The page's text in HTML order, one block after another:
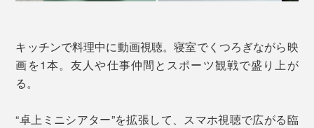
キッチンで料理中に動画視聴。寝室でくつろぎながら映
画を1本。友人や仕事仲間とスポーツ観戦で盛り上が
る。
“卓上ミニシアター”を拡張して、スマホ視聴で広がる臨